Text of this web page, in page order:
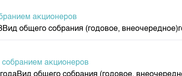
акционеров
общего собрания (годовое,
акционеров
общего собрания (годовое,